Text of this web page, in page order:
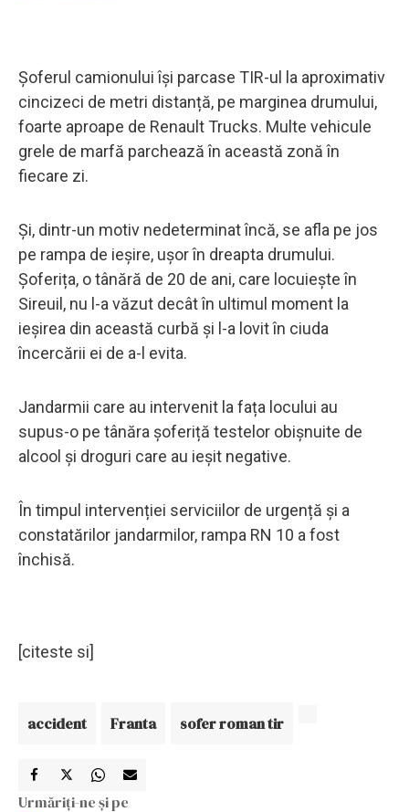
Șoferul camionului își parcase TIR-ul la aproximativ
cincizeci de metri distanță, pe marginea drumului,
foarte aproape de Renault Trucks. Multe vehicule
grele de marfă parchează în această zonă în
fiecare zi.
Și, dintr-un motiv nedeterminat încă, se afla pe jos
pe rampa de ieșire, ușor în dreapta drumului.
Șoferița, o tânără de 20 de ani, care locuiește în
Sireuil, nu l-a văzut decât în ​​ultimul moment la
ieșirea din această curbă și l-a lovit în ciuda
încercării ei de a-l evita.
Jandarmii care au intervenit la fața locului au
supus-o pe tânăra șoferiță testelor obișnuite de
alcool și droguri care au ieșit negative.
În timpul intervenției serviciilor de urgență și a
constatărilor jandarmilor, rampa RN 10 a fost
închisă.
[citeste si]
accident Franta sofer roman tir
Urmăriți-ne și pe